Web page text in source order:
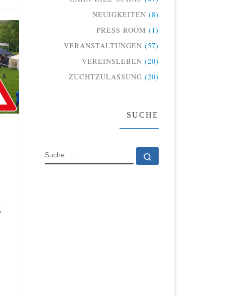
NEUIGKEITEN (8)
PRESS ROOM (1)
VERANSTALTUNGEN (57)
VEREINSLEBEN (20)
ZUCHTZULASSUNG (20)
SUCHE
SUCHE